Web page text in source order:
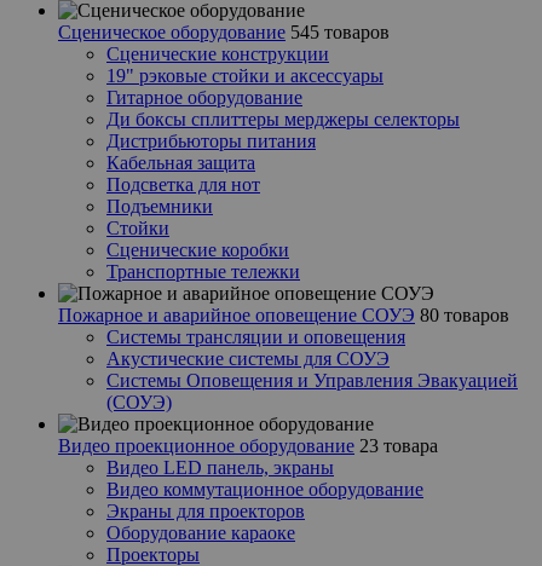
Сценическое оборудование 545 товаров
Сценические конструкции
19" рэковые стойки и аксесcуары
Гитарное оборудование
Ди боксы сплиттеры мерджеры селекторы
Дистрибьюторы питания
Кабельная защита
Подсветка для нот
Подъемники
Стойки
Сценические коробки
Транспортные тележки
Пожарное и аварийное оповещение СОУЭ 80 товаров
Cистемы трансляции и оповещения
Акустические системы для СОУЭ
Системы Оповещения и Управления Эвакуацией
(СОУЭ)
Видео проекционное оборудование 23 товара
Видео LED панель, экраны
Видео коммутационное оборудование
Экраны для проекторов
Оборудование караоке
Проекторы